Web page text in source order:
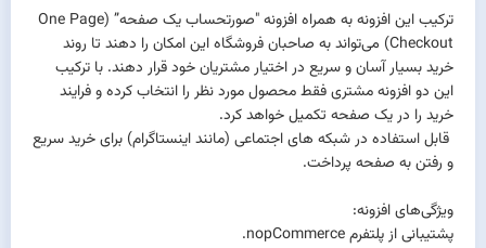
ترکیب این افزونه به همراه افزونه "صورتحساب یک صفحه
” (One Page
Checkout) می‌تواند به صاحبان فروشگاه این امکان را دهند تا روند
خرید بسیار آسان و سریع در اختیار مشتریان خود قرار دهند. با ترکیب
این دو افزونه مشتری فقط محصول مورد نظر را انتخاب کرده و فرایند
خرید را در یک صفحه تکمیل خواهد کرد.
قابل استفاده در شبکه های اجتماعی (مانند اینستاگرام) برای خرید سریع
و رفتن به صفحه پرداخت.
ویژگی‌های افزونه:
پشتیبانی از پلتفرم nopCommerce.